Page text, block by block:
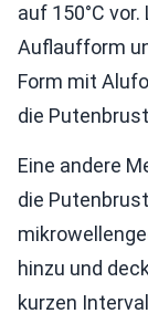
auf 150°C
Auflaufform
Form mit
die
Eine andere
die
hinzu und
kurzen